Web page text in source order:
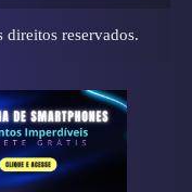
direitos reservados.